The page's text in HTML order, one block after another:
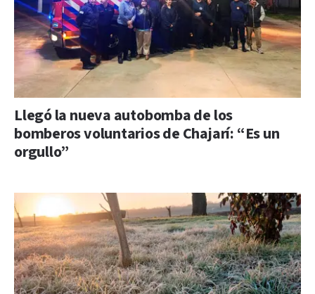
Llegó la nueva autobomba de los
bomberos voluntarios de Chajarí: “Es un
orgullo”